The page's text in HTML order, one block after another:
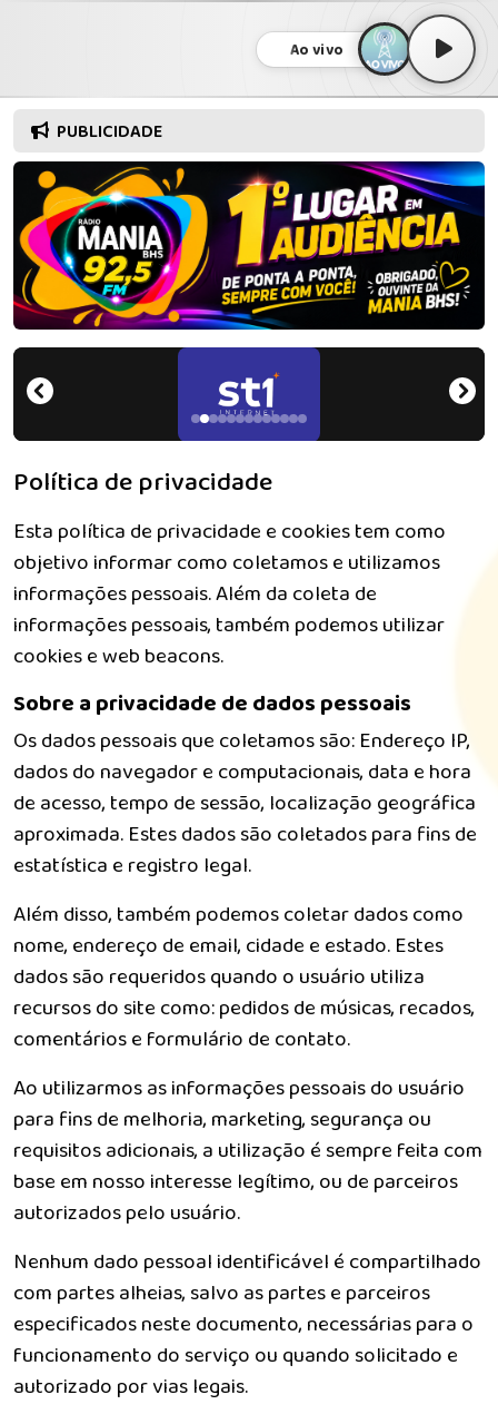
Ao vivo
PUBLICIDADE
Política de privacidade
Esta política de privacidade e cookies tem como
objetivo informar como coletamos e utilizamos
informações pessoais. Além da coleta de
informações pessoais, também podemos utilizar
cookies e web beacons.
Sobre a privacidade de dados pessoais
Os dados pessoais que coletamos são: Endereço IP,
dados do navegador e computacionais, data e hora
de acesso, tempo de sessão, localização geográfica
aproximada. Estes dados são coletados para fins de
estatística e registro legal.
Além disso, também podemos coletar dados como
nome, endereço de email, cidade e estado. Estes
dados são requeridos quando o usuário utiliza
recursos do site como: pedidos de músicas, recados,
comentários e formulário de contato.
Ao utilizarmos as informações pessoais do usuário
para fins de melhoria, marketing, segurança ou
requisitos adicionais, a utilização é sempre feita com
base em nosso interesse legítimo, ou de parceiros
autorizados pelo usuário.
Nenhum dado pessoal identificável é compartilhado
com partes alheias, salvo as partes e parceiros
especificados neste documento, necessárias para o
funcionamento do serviço ou quando solicitado e
autorizado por vias legais.